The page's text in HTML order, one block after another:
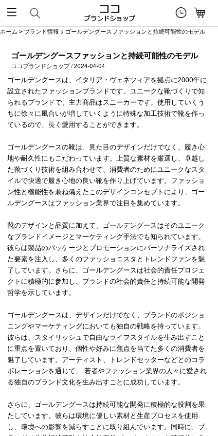
ホーム > ブランド情報 > ゴールデングースファッションと持続可能性のモデル
ゴールデングースファッションと持続可能性のモデル
ココブランドショップ / 2024-04-04
ゴールデングースは、イタリア・ヴェネツィアを拠点に2000年に
設立されたファッションブランドです。ユニークな靴づくりで知
られるブランドで、主力商品はスニーカーです。使用していくう
ちに徐々に風合いが増していくように特殊な加工技術で靴を作っ
ているので、長く愛用することができます。
ゴールデングースの靴は、見た目のデザインだけでなく、履き心
地や耐久性にもこだわっています。上質な素材を厳選し、卓越し
た靴づくり技術を組み合わせて、消費者のためにユニークなスタ
イルで快適で履き心地の良い靴を作り上げています。ファッショ
ン性と機能性を兼ね備えたこのデザインコンセプトにより、ゴー
ルデングースはファッション業界で注目を集めています。
靴のデザインと品質に加えて、ゴールデングースはそのユニーク
なブランドイメージとマーケティング手法でも知られています。
彼らは製品のパッケージとプロモーションにパーソナライズされ
た要素を注入し、多くのファッショニスタとトレンドファンを魅
了しています。さらに、ゴールデングースは社会的責任プロジェ
クトに積極的に参加し、ブランドの社会的責任と持続可能な開発
哲学を示しています。
ゴールデングースは、デザインだけでなく、ブランドのポジショ
ニングやマーケティングにおいても独自の戦略を持っています。
彼らは、スタイリッシュで自由なライフスタイルを生み出すこと
に重点を置いており、個性や好みに焦点を当てた多くの消費者を
魅了しています。アーティスト、トレンドセッターなどとのコラ
ボレーションを通じて、 若者やファッション業界の人々に愛され
る独自のブランド文化を生み出すことに成功しています。
さらに、ゴールデングースは持続可能な開発に積極的な役割を果
たしています。彼らは環境に優しい素材と生産プロセスを使用
し、環境への影響を減らすことに取り組んでいます。同時に、ブ